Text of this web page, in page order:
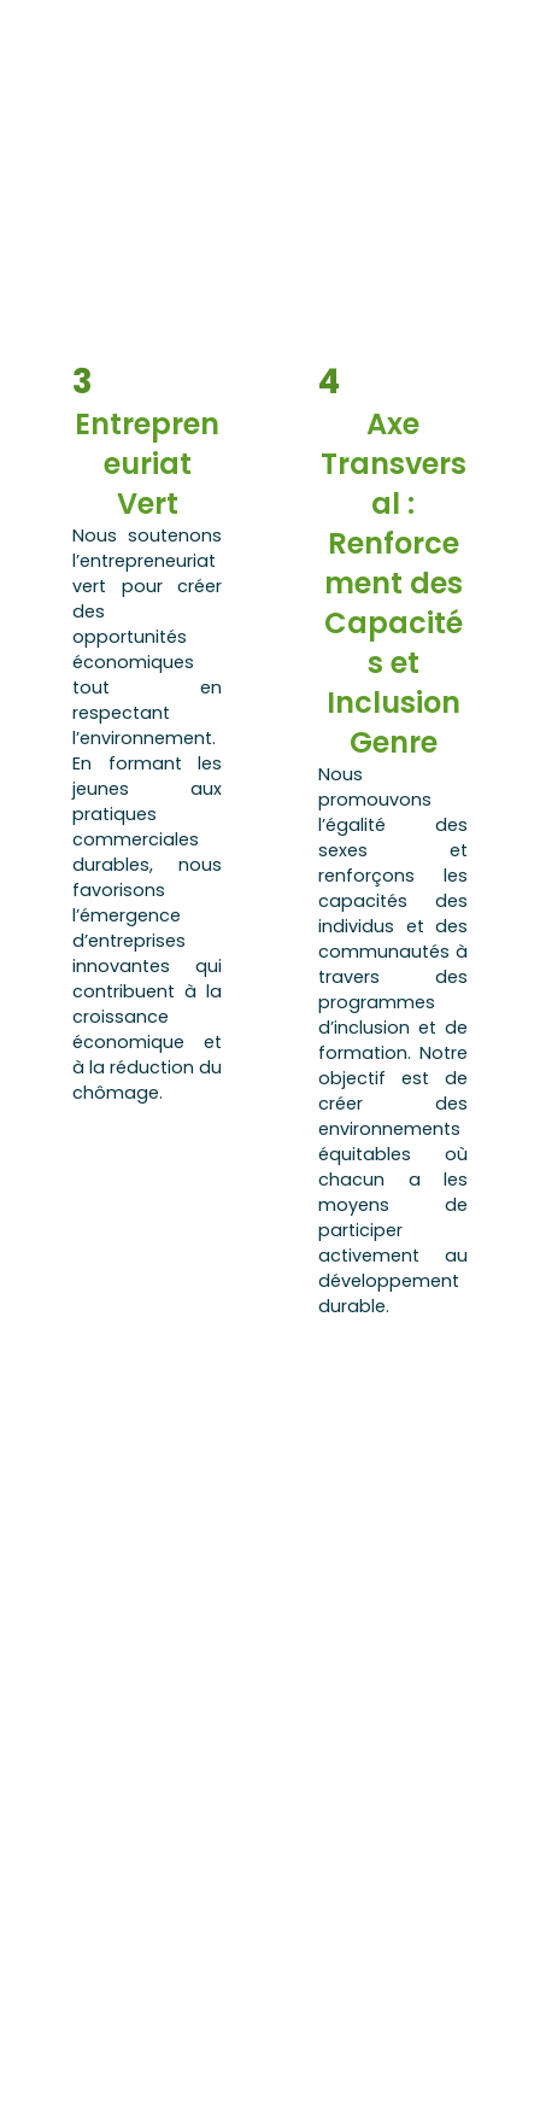
3
Entrepren
euriat
Vert
Nous soutenons
l’entrepreneuriat
vert pour créer
des
opportunités
économiques
tout en
respectant
l’environnement.
En formant les
jeunes aux
pratiques
commerciales
durables, nous
favorisons
l’émergence
d’entreprises
innovantes qui
contribuent à la
croissance
économique et
à la réduction du
chômage.
4
Axe
Transvers
al :
Renforce
ment des
Capacité
s et
Inclusion
Genre
Nous
promouvons
l’égalité des
sexes et
renforçons les
capacités des
individus et des
communautés à
travers des
programmes
d’inclusion et de
formation. Notre
objectif est de
créer des
environnements
équitables où
chacun a les
moyens de
participer
activement au
développement
durable.